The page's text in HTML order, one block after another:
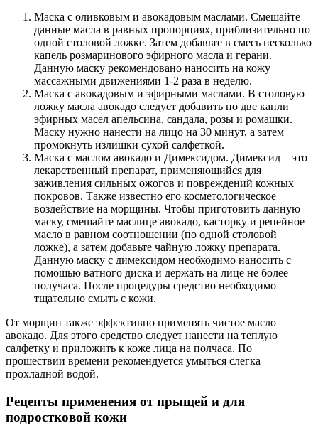
Маска с оливковым и авокадовым маслами. Смешайте
данные масла в равных пропорциях, приблизительно по
одной столовой ложке. Затем добавьте в смесь несколько
капель розмаринового эфирного масла и герани.
Данную маску рекомендовано наносить на кожу
массажными движениями 1-2 раза в неделю.
Маска с авокадовым и эфирными маслами. В столовую
ложку масла авокадо следует добавить по две капли
эфирных масел апельсина, сандала, розы и ромашки.
Маску нужно нанести на лицо на 30 минут, а затем
промокнуть излишки сухой салфеткой.
Маска с маслом авокадо и Димексидом. Димексид – это
лекарственный препарат, применяющийся для
заживления сильных ожогов и повреждений кожных
покровов. Также известно его косметологическое
воздействие на морщины. Чтобы приготовить данную
маску, смешайте маслице авокадо, касторку и репейное
масло в равном соотношении (по одной столовой
ложке), а затем добавьте чайную ложку препарата.
Данную маску с димексидом необходимо наносить с
помощью ватного диска и держать на лице не более
получаса. После процедуры средство необходимо
тщательно смыть с кожи.
От морщин также эффективно применять чистое масло
авокадо. Для этого средство следует нанести на теплую
салфетку и приложить к коже лица на полчаса. По
прошествии времени рекомендуется умыться слегка
прохладной водой.
Рецепты применения от прыщей и для
подростковой кожи